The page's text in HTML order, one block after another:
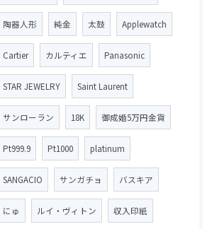
陶器人形 純金 太鼓 Applewatch
Cartier カルティエ Panasonic
STAR JEWELRY Saint Laurent
サンローラン 18K 御成婚5万円金貨
Pt999.9 Pt1000 platinum
SANGACIO サンガチョ バスキア
にゅ ルイ・ヴィトン 収入印紙